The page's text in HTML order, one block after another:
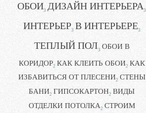
ОБОИ3 ДИЗАЙН ИНТЕРЬЕРА3
ИНТЕРЬЕР3 В ИНТЕРЬЕРЕ3
ТЕПЛЫЙ ПОЛ3 ОБОИ В
КОРИДОР2 КАК КЛЕИТЬ ОБОИ2 КАК
ИЗБАВИТЬСЯ ОТ ПЛЕСЕНИ2 СТЕНЫ
БАНИ2 ГИПСОКАРТОН2 ВИДЫ
ОТДЕЛКИ ПОТОЛКА2 СТРОИМ